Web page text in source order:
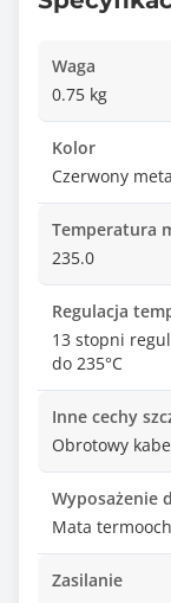
Waga
0.75 kg
Kolor
Czerwony
Temperatura
235.0
Regulacja
13 stopni
do 235°C
Inne cechy
Obrotowy
Wyposażenie
Mata
Zasilanie